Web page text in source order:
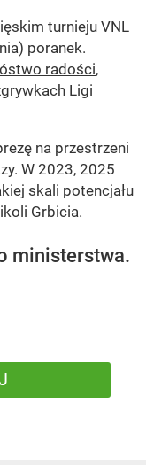
turnieju VNL
poranek.
radości,
Ligi
na przestrzeni
W 2023, 2025
skali potencjału
Grbicia.
ministerstwa.